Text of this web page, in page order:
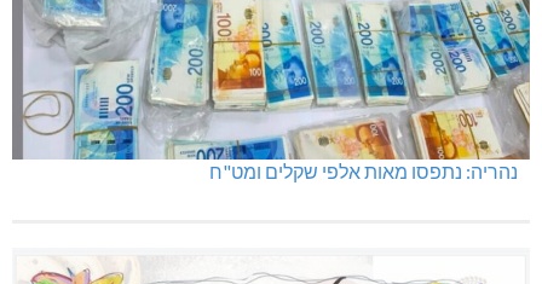
נהריה: נתפסו מאות אלפי שקלים ומט"ח